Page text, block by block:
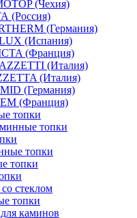
(Чехия)
(Россия)
(Германия)
(Испания)
(Франция)
(Италия)
(Италия)
(Германия)
(Франция)
топки
топки
топки
топки
стеклом
топки
каминов